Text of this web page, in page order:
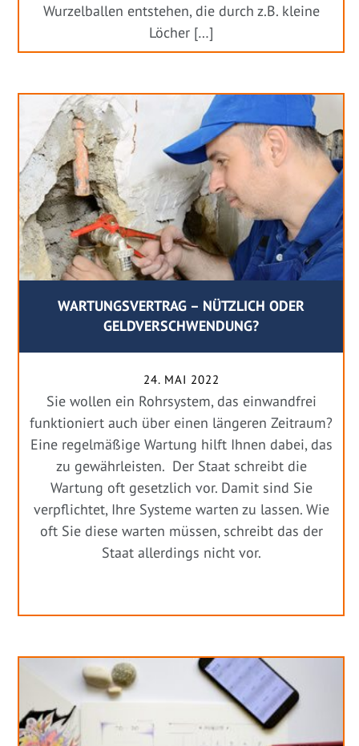
Wurzelballen entstehen, die durch z.B. kleine
Löcher […]
WARTUNGSVERTRAG – NÜTZLICH ODER
GELDVERSCHWENDUNG?
24. MAI 2022
Sie wollen ein Rohrsystem, das einwandfrei
funktioniert auch über einen längeren Zeitraum?
Eine regelmäßige Wartung hilft Ihnen dabei, das
zu gewährleisten. Der Staat schreibt die
Wartung oft gesetzlich vor. Damit sind Sie
verpflichtet, Ihre Systeme warten zu lassen. Wie
oft Sie diese warten müssen, schreibt das der
Staat allerdings nicht vor.